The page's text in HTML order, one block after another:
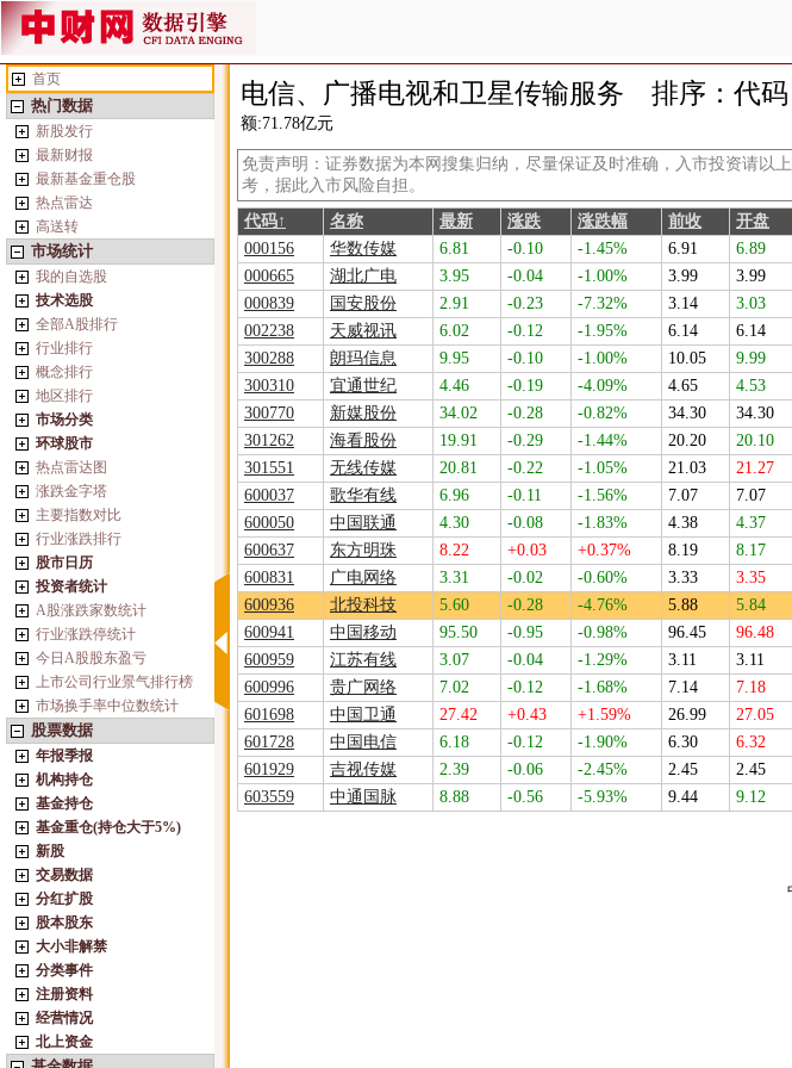
首页
热门数据
新股发行
最新财报
最新基金重仓股
热点雷达
高送转
市场统计
我的自选股
技术选股
全部A股排行
行业排行
概念排行
地区排行
市场分类
环球股市
热点雷达图
涨跌金字塔
主要指数对比
行业涨跌排行
股市日历
投资者统计
A股涨跌家数统计
行业涨跌停统计
今日A股股东盈亏
上市公司行业景气排行榜
市场换手率中位数统计
股票数据
年报季报
机构持仓
基金持仓
基金重仓(持仓大于5%)
新股
交易数据
分红扩股
股本股东
大小非解禁
分类事件
注册资料
经营情况
北上资金
电信、广播电视和卫星传输服务 排序：代码
额:71.78亿元
免责声明：证券数据为本网搜集归纳，尽量保证及时准确，入市投资请以
考，据此入市风险自担。
代码↑
名称 最新 涨跌 涨跌幅 前收 开盘
000156
华数传媒 6.81 -0.10 -1.45% 6.91 6.89
000665
湖北广电 3.95 -0.04 -1.00% 3.99 3.99
000839
国安股份 2.91 -0.23 -7.32% 3.14 3.03
002238
天威视讯 6.02 -0.12 -1.95% 6.14 6.14
300288
朗玛信息 9.95 -0.10 -1.00% 10.05 9.99
300310
宜通世纪 4.46 -0.19 -4.09% 4.65 4.53
300770
新媒股份 34.02 -0.28 -0.82% 34.30 34.30
301262
海看股份 19.91 -0.29 -1.44% 20.20 20.10
301551
无线传媒 20.81 -0.22 -1.05% 21.03 21.27
600037
歌华有线 6.96 -0.11 -1.56% 7.07 7.07
600050
中国联通 4.30 -0.08 -1.83% 4.38 4.37
600637
东方明珠 8.22 +0.03 +0.37% 8.19 8.17
600831
广电网络 3.31 -0.02 -0.60% 3.33 3.35
600936
北投科技 5.60 -0.28 -4.76% 5.88 5.84
600941
中国移动 95.50 -0.95 -0.98% 96.45 96.48
600959
江苏有线 3.07 -0.04 -1.29% 3.11 3.11
600996
贵广网络 7.02 -0.12 -1.68% 7.14 7.18
601698
中国卫通 27.42 +0.43 +1.59% 26.99 27.05
601728
中国电信 6.18 -0.12 -1.90% 6.30 6.32
601929
吉视传媒 2.39 -0.06 -2.45% 2.45 2.45
603559
中通国脉 8.88 -0.56 -5.93% 9.44 9.12